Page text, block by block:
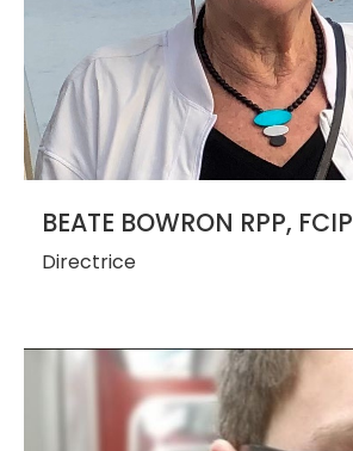
BEATE BOWRON RPP, FCIP
Directrice